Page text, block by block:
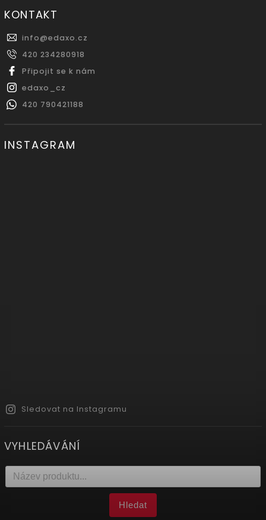
KONTAKT
info@edaxo.cz
420 234280918
Připojit se k nám
edaxo_cz
420 790421188
INSTAGRAM
Sledovat na Instagramu
VYHLEDÁVÁNÍ
Hledat